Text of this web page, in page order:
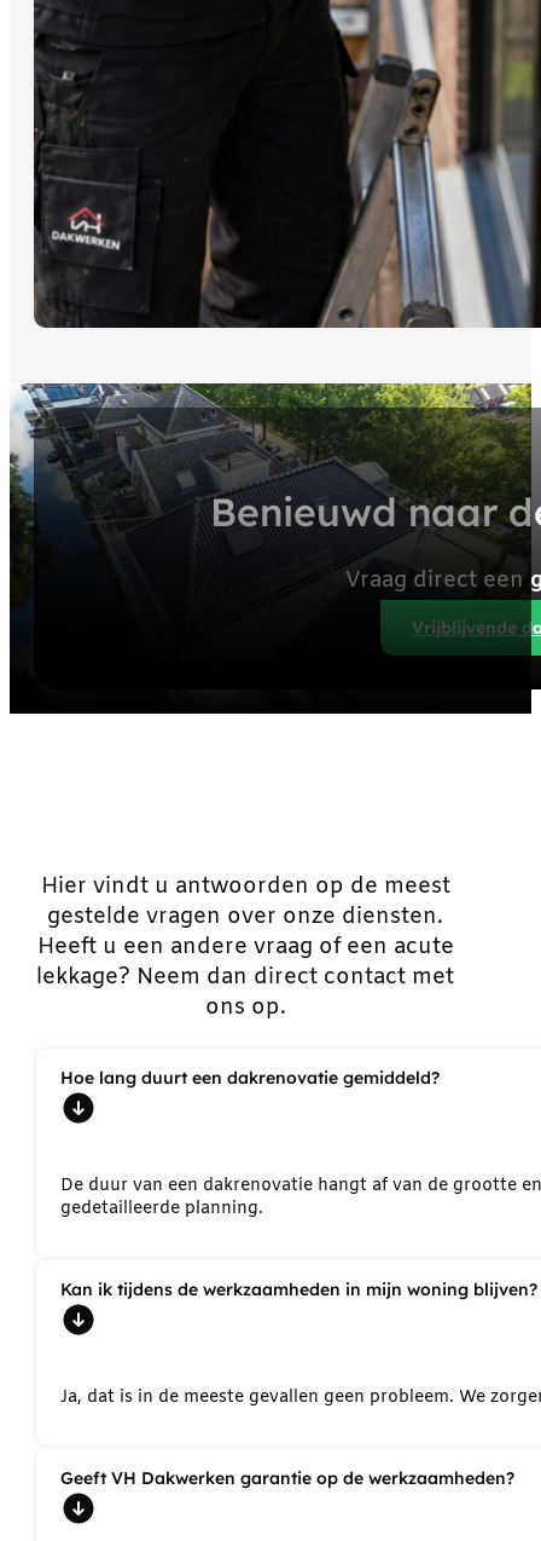
Benieuwd naar
Vraag direct een
Vrijblijvende
Hier vindt u antwoorden op de meest
gestelde vragen over onze diensten.
Heeft u een andere vraag of een acute
lekkage? Neem dan direct contact met
ons op.
Hoe lang duurt een dakrenovatie gemiddeld?
De duur van een dakrenovatie hangt af van de grootte
gedetailleerde planning.
Kan ik tijdens de werkzaamheden in mijn woning blijven?
Ja, dat is in de meeste gevallen geen probleem. We
Geeft VH Dakwerken garantie op de werkzaamheden?